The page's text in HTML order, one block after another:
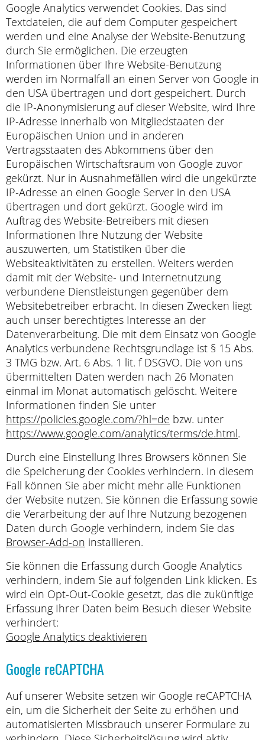
Google Analytics verwendet Cookies. Das sind
Textdateien, die auf dem Computer gespeichert
werden und eine Analyse der Website-Benutzung
durch Sie ermöglichen. Die erzeugten
Informationen über Ihre Website-Benutzung
werden im Normalfall an einen Server von Google in
den USA übertragen und dort gespeichert. Durch
die IP-Anonymisierung auf dieser Website, wird Ihre
IP-Adresse innerhalb von Mitgliedstaaten der
Europäischen Union und in anderen
Vertragsstaaten des Abkommens über den
Europäischen Wirtschaftsraum von Google zuvor
gekürzt. Nur in Ausnahmefällen wird die ungekürzte
IP-Adresse an einen Google Server in den USA
übertragen und dort gekürzt. Google wird im
Auftrag des Website-Betreibers mit diesen
Informationen Ihre Nutzung der Website
auszuwerten, um Statistiken über die
Websiteaktivitäten zu erstellen. Weiters werden
damit mit der Website- und Internetnutzung
verbundene Dienstleistungen gegenüber dem
Websitebetreiber erbracht. In diesen Zwecken liegt
auch unser berechtigtes Interesse an der
Datenverarbeitung. Die mit dem Einsatz von Google
Analytics verbundene Rechtsgrundlage ist § 15 Abs.
3 TMG bzw. Art. 6 Abs. 1 lit. f DSGVO. Die von uns
übermittelten Daten werden nach 26 Monaten
einmal im Monat automatisch gelöscht. Weitere
Informationen finden Sie unter
https://policies.google.com/?hl=de bzw. unter
https://www.google.com/analytics/terms/de.html.
Durch eine Einstellung Ihres Browsers können Sie
die Speicherung der Cookies verhindern. In diesem
Fall können Sie aber micht mehr alle Funktionen
der Website nutzen. Sie können die Erfassung sowie
die Verarbeitung der auf Ihre Nutzung bezogenen
Daten durch Google verhindern, indem Sie das
Browser-Add-on installieren.
Sie können die Erfassung durch Google Analytics
verhindern, indem Sie auf folgenden Link klicken. Es
wird ein Opt-Out-Cookie gesetzt, das die zukünftige
Erfassung Ihrer Daten beim Besuch dieser Website
verhindert:
Google Analytics deaktivieren
Google reCAPTCHA
Auf unserer Website setzen wir Google reCAPTCHA
ein, um die Sicherheit der Seite zu erhöhen und
automatisierten Missbrauch unserer Formulare zu